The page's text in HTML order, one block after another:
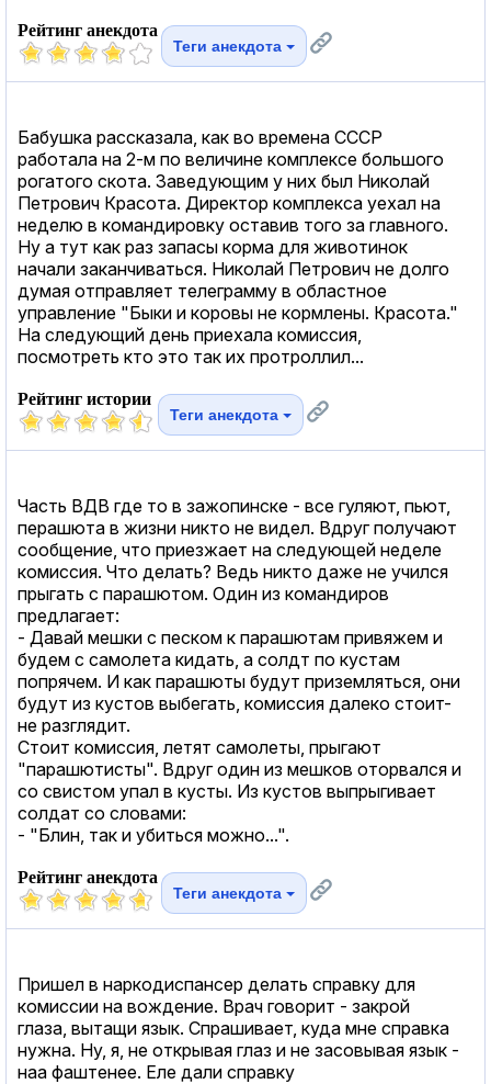
Рейтинг анекдота
Теги анекдота
Бабушка рассказала, как во времена СССР
работала на 2-м по величине комплексе большого
рогатого скота. Заведующим у них был Николай
Петрович Красота. Директор комплекса уехал на
неделю в командировку оставив того за главного.
Ну а тут как раз запасы корма для животинок
начали заканчиваться. Николай Петрович не долго
думая отправляет телеграмму в областное
управление "Быки и коровы не кормлены. Красота."
На следующий день приехала комиссия,
посмотреть кто это так их протроллил...
Рейтинг истории
Теги анекдота
Часть ВДВ где то в зажопинске - все гуляют, пьют,
перашюта в жизни никто не видел. Вдруг получают
сообщение, что приезжает на следующей неделе
комиссия. Что делать? Ведь никто даже не учился
прыгать с парашютом. Один из командиров
предлагает:
- Давай мешки с песком к парашютам привяжем и
будем с самолета кидать, а солдт по кустам
попрячем. И как парашюты будут приземляться, они
будут из кустов выбегать, комиссия далеко стоит-
не разглядит.
Стоит комиссия, летят самолеты, прыгают
"парашютисты". Вдруг один из мешков оторвался и
со свистом упал в кусты. Из кустов выпрыгивает
солдат со словами:
- "Блин, так и убиться можно...".
Рейтинг анекдота
Теги анекдота
Пришел в наркодиспансер делать справку для
комиссии на вождение. Врач говорит - закрой
глаза, вытащи язык. Спрашивает, куда мне справка
нужна. Ну, я, не открывая глаз и не засовывая язык -
наа фаштенее. Еле дали справку